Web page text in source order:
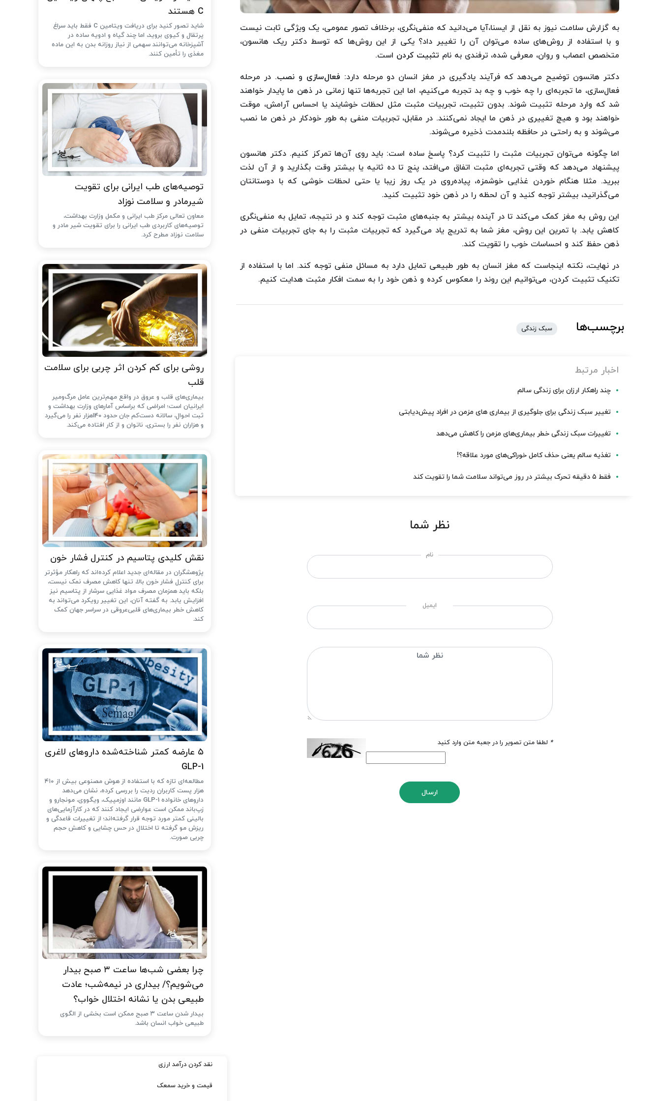
به گزارش سلامت نیوز به نقل از ایسنا،آیا می‌دانید که منفی‌نگری، برخلاف تصور عمومی، یک ویژگی ثابت نیست
و با استفاده از روش‌های ساده می‌توان آن را تغییر داد؟ یکی از این روش‌ها که توسط دکتر ریک هانسون،
متخصص اعصاب و روان، معرفی شده، ترفندی به نام تثبیت کردن است.
دکتر هانسون توضیح می‌دهد که فرآیند یادگیری در مغز انسان دو مرحله دارد: فعال‌سازی و نصب. در مرحله
فعال‌سازی، ما تجربه‌ای را چه خوب و چه بد تجربه می‌کنیم، اما این تجربه‌ها تنها زمانی در ذهن ما پایدار خواهند
شد که وارد مرحله تثبیت شوند. بدون تثبیت، تجربیات مثبت مثل لحظات خوشایند یا احساس آرامش، موقت
خواهند بود و هیچ تغییری در ذهن ما ایجاد نمی‌کنند. در مقابل، تجربیات منفی به طور خودکار در ذهن ما نصب
می‌شوند و به راحتی در حافظه بلندمدت ذخیره می‌شوند.
اما چگونه می‌توان تجربیات مثبت را تثبیت کرد؟ پاسخ ساده است: باید روی آن‌ها تمرکز کنیم. دکتر هانسون
پیشنهاد می‌دهد که وقتی تجربه‌ای مثبت اتفاق می‌افتد، پنج تا ده ثانیه یا بیشتر وقت بگذارید و از آن لذت
ببرید. مثلا هنگام خوردن غذایی خوشمزه، پیاده‌روی در یک روز زیبا یا حتی لحظات خوشی که با دوستانتان
می‌گذرانید، بیشتر توجه کنید و آن لحظه را در ذهن خود تثبیت کنید.
این روش به مغز کمک می‌کند تا در آینده بیشتر به جنبه‌های مثبت توجه کند و در نتیجه، تمایل به منفی‌نگری
کاهش یابد. با تمرین این روش، مغز شما به تدریج یاد می‌گیرد که تجربیات مثبت را به جای تجربیات منفی در
ذهن حفظ کند و احساسات خوب را تقویت کند.
در نهایت، نکته اینجاست که مغز انسان به طور طبیعی تمایل دارد به مسائل منفی توجه کند. اما با استفاده از
تکنیک تثبیت کردن، می‌توانیم این روند را معکوس کرده و ذهن خود را به سمت افکار مثبت هدایت کنیم.
برچسب‌ها سبک زندگی
اخبار مرتبط
چند راهکار ارزان برای زندگی سالم
تغییر سبک زندگی برای جلوگیری از بیماری های مزمن در افراد پیش‌دیابتی
تغییرات سبک زندگی خطر بیماری‌های مزمن را کاهش می‌دهد
تغذیه سالم یعنی حذف کامل خوراکی‌های مورد علاقه؟!
فقط ۵ دقیقه تحرک بیشتر در روز می‌تواند سلامت شما را تقویت کند
نظر شما
نام
ایمیل
* لطفا متن تصویر را در جعبه متن وارد کنید
ارسال
C هستند
شاید تصور کنید برای دریافت ویتامین C فقط باید سراغ
پرتقال و کیوی بروید، اما چند گیاه و ادویه ساده در
آشپزخانه می‌توانند سهمی از نیاز روزانه بدن به این ماده
مغذی را تأمین کنند.
توصیه‌های طب ایرانی برای تقویت
شیرمادر و سلامت نوزاد
معاون تعالی مرکز طب ایرانی و مکمل وزارت بهداشت،
توصیه‌های کاربردی طب ایرانی را برای تقویت شیر مادر و
سلامت نوزاد مطرح کرد.
روشی برای کم کردن اثر چربی برای سلامت
قلب
بیماری‌های قلب و عروق در واقع مهم‌ترین عامل مرگ‌ومیر
ایرانیان است؛ امراضی که براساس آمارهای وزارت بهداشت و
ثبت احوال، سالانه دست‌کم جان حدود 140هزار نفر را می‌گیرد
و هزاران نفر را بستری، ناتوان و از کار افتاده می‌کند.
نقش کلیدی پتاسیم در کنترل فشار خون
پژوهشگران در مقاله‌ای جدید اعلام کرده‌اند که راهکار مؤثرتر
برای کنترل فشار خون بالا، تنها کاهش مصرف نمک نیست،
بلکه باید همزمان مصرف مواد غذایی سرشار از پتاسیم نیز
افزایش یابد. به گفته آنان، این تغییر رویکرد می‌تواند به
کاهش خطر بیماری‌های قلبی‌عروقی در سراسر جهان کمک
کند.
۵ عارضه کمتر شناخته‌شده داروهای لاغری
GLP-1
مطالعه‌ای تازه که با استفاده از هوش مصنوعی بیش از ۴۱۰
هزار پست کاربران ردیت را بررسی کرده، نشان می‌دهد
داروهای خانواده GLP-1 مانند اوزمپیک، ویگووی، مونجارو و
زپ‌باند ممکن است عوارضی ایجاد کنند که در کارآزمایی‌های
بالینی کمتر مورد توجه قرار گرفته‌اند؛ از تغییرات قاعدگی و
ریزش مو گرفته تا اختلال در حس چشایی و کاهش حجم
چربی صورت.
چرا بعضی شب‌ها ساعت ۳ صبح بیدار
می‌شویم؟/ بیداری در نیمه‌شب؛ عادت
طبیعی بدن یا نشانه اختلال خواب؟
بیدار شدن ساعت ۳ صبح ممکن است بخشی از الگوی
طبیعی خواب انسان باشد.
نقد کردن درآمد ارزی
قیمت و خرید سمعک